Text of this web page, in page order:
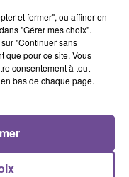
ou au téléphone pour
commandes selon
du dosage à
un logiciel
et fermer", ou affiner en
"Gérer mes choix".
"Continuer sans
que pour ce site. Vous
consentement à tout
bas de chaque page.